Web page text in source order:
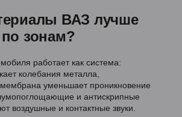
ВАЗ лучше
зонам?
работает как система:
колебания металла,
уменьшает проникновение
и антискрипные
воздушные и контактные звуки.